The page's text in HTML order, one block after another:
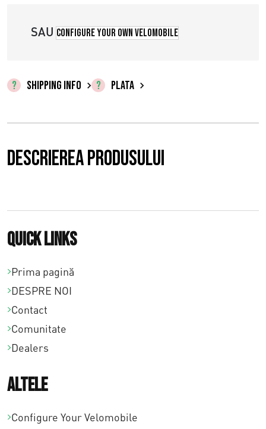
:
0
0
,
SAU Configure your own velomobile
SHIPPING INFO PLATA
Descrierea produsului
Quick links
Prima pagină
DESPRE NOI
Contact
Comunitate
Dealers
Altele
Configure Your Velomobile